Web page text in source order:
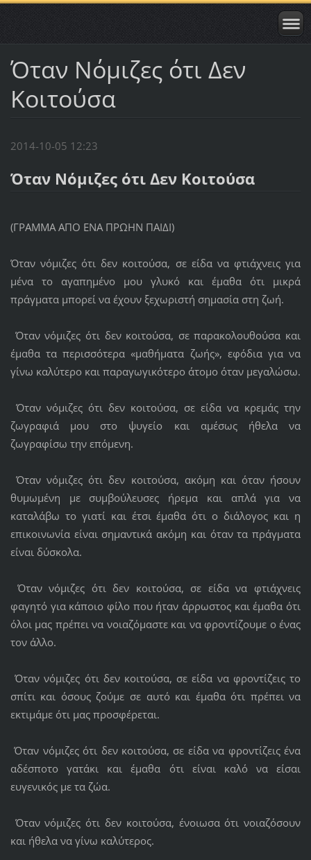
Όταν Νόμιζες ότι Δεν
Κοιτούσα
2014-10-05 12:23
Όταν Νόμιζες ότι Δεν Κοιτούσα
(ΓΡΑΜΜΑ ΑΠΟ ΕΝΑ ΠΡΩΗΝ ΠΑΙΔΙ)
Όταν νόμιζες ότι δεν κοιτούσα, σε είδα να φτιάχνεις για
μένα το αγαπημένο μου γλυκό και έμαθα ότι μικρά
πράγματα μπορεί να έχουν ξεχωριστή σημασία στη ζωή.
Όταν νόμιζες ότι δεν κοιτούσα, σε παρακολουθούσα και
έμαθα τα περισσότερα «μαθήματα ζωής», εφόδια για να
γίνω καλύτερο και παραγωγικότερο άτομο όταν μεγαλώσω.
Όταν νόμιζες ότι δεν κοιτούσα, σε είδα να κρεμάς την
ζωγραφιά μου στο ψυγείο και αμέσως ήθελα να
ζωγραφίσω την επόμενη.
Όταν νόμιζες ότι δεν κοιτούσα, ακόμη και όταν ήσουν
θυμωμένη με συμβούλευσες ήρεμα και απλά για να
καταλάβω το γιατί και έτσι έμαθα ότι ο διάλογος και η
επικοινωνία είναι σημαντικά ακόμη και όταν τα πράγματα
είναι δύσκολα.
Όταν νόμιζες ότι δεν κοιτούσα, σε είδα να φτιάχνεις
φαγητό για κάποιο φίλο που ήταν άρρωστος και έμαθα ότι
όλοι μας πρέπει να νοιαζόμαστε και να φροντίζουμε ο ένας
τον άλλο.
Όταν νόμιζες ότι δεν κοιτούσα, σε είδα να φροντίζεις το
σπίτι και όσους ζούμε σε αυτό και έμαθα ότι πρέπει να
εκτιμάμε ότι μας προσφέρεται.
Όταν νόμιζες ότι δεν κοιτούσα, σε είδα να φροντίζεις ένα
αδέσποτο γατάκι και έμαθα ότι είναι καλό να είσαι
ευγενικός με τα ζώα.
Όταν νόμιζες ότι δεν κοιτούσα, ένοιωσα ότι νοιαζόσουν
και ήθελα να γίνω καλύτερος.